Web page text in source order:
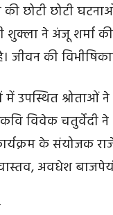
की छोटी छोटी
शुक्ला ने अंजू शर्मा
जीवन की
में उपस्थित
विवेक चतुर्वेदी
के संयोजक
अवधेश